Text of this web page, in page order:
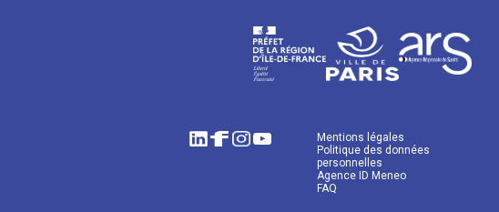
Mentions légales
Politique des données
personnelles
Agence ID Meneo
FAQ